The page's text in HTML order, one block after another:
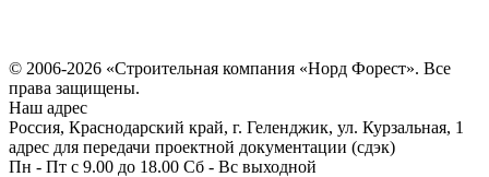
© 2006-2026 «Строительная компания «Норд Форест». Все
права защищены.
Наш адрес
Россия, Краснодарский край, г. Геленджик, ул. Курзальная, 1
адрес для передачи проектной документации (сдэк)
Пн - Пт с 9.00 до 18.00 Сб - Вс выходной